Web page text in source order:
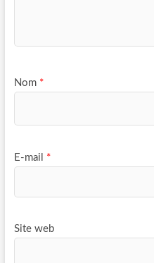
Nom *
E-mail *
Site web